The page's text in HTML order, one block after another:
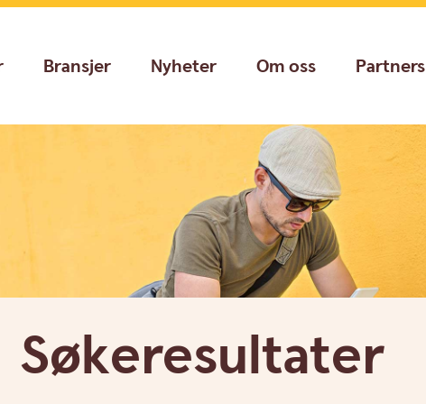
Bransjer Nyheter Om oss Partners
Søkeresultater